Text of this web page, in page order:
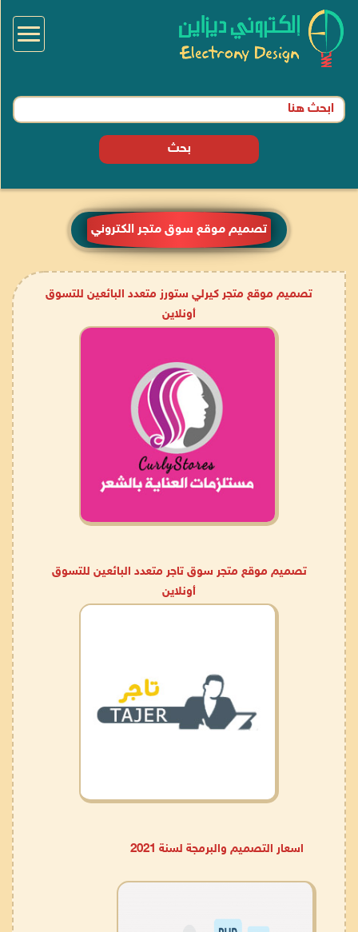
بحث
تصميم موقع سوق متجر الكتروني
تصميم موقع متجر كيرلي ستورز متعدد البائعين للتسوق
أونلاين
تصميم موقع متجر سوق تاجر متعدد البائعين للتسوق
أونلاين
اسعار التصميم والبرمجة لسنة 2021